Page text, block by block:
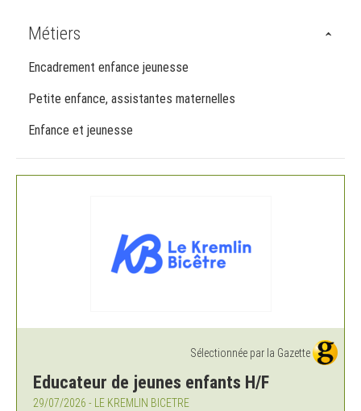
Métiers
Encadrement enfance jeunesse
Petite enfance, assistantes maternelles
Enfance et jeunesse
Sélectionnée par la Gazette
Educateur de jeunes enfants H/F
29/07/2026 - LE KREMLIN BICETRE